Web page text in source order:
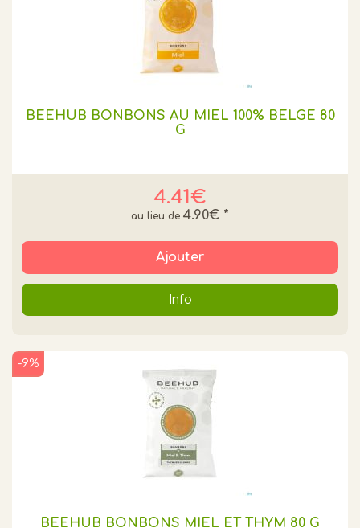
BEEHUB BONBONS AU MIEL 100% BELGE 80
G
4.41€
4.90€ *
Ajouter
Info
BEEHUB BONBONS MIEL ET THYM 80 G
-9%